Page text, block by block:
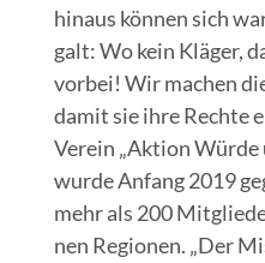
hin­aus kön­nen sich
galt: Wo kein Klä­ger,
vor­bei! Wir machen
damit sie ihre Rech­te
Ver­ein „Akti­on Wür­de
wur­de Anfang 2019
mehr als 200
nen Regio­nen. „Der